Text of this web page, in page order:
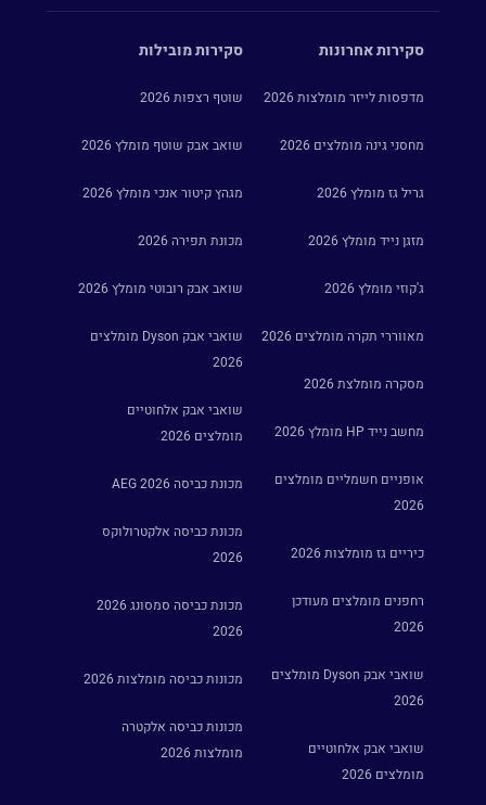
סקירות אחרונות
מדפסות לייזר מומלצות 2026
מחסני גינה מומלצים 2026
גריל גז מומלץ 2026
מזגן נייד מומלץ 2026
ג'קוזי מומלץ 2026
מאווררי תקרה מומלצים 2026
מסקרה מומלצת 2026
מחשב נייד HP מומלץ 2026
אופניים חשמליים מומלצים
2026
כיריים גז מומלצות 2026
רחפנים מומלצים מעודכן
2026
שואבי אבק Dyson מומלצים
2026
שואבי אבק אלחוטיים
מומלצים 2026
סקירות מובילות
שוטף רצפות 2026
שואב אבק שוטף מומלץ 2026
מגהץ קיטור אנכי מומלץ 2026
מכונת תפירה 2026
שואב אבק רובוטי מומלץ 2026
שואבי אבק Dyson מומלצים
2026
שואבי אבק אלחוטיים
מומלצים 2026
מכונת כביסה AEG 2026
מכונת כביסה אלקטרולוקס
2026
מכונת כביסה סמסונג 2026
2026
מכונות כביסה מומלצות 2026
מכונות כביסה אלקטרה
מומלצות 2026